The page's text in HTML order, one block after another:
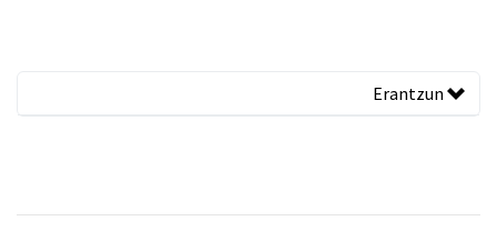
Erantzun